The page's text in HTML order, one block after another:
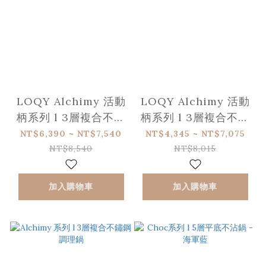
LOQY Alchimy 活動
柄系列 l 3層複合不鏽
鋼主廚鍋 (需另選購握
柄)
NT$6,390 ~ NT$7,540
NT$8,540
加入購物車
LOQY Alchimy 活動
柄系列 l 3層複合不鏽
鋼調理鍋 (需另選購握
柄)
NT$4,345 ~ NT$7,075
NT$8,015
加入購物車